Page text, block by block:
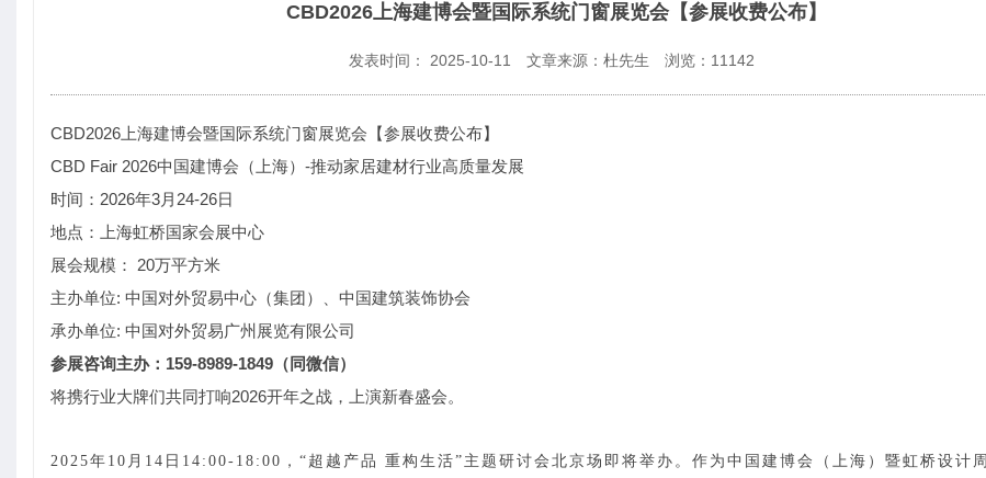
CBD2026上海建博会暨国际系统门窗展览会【参展收费公布】
发表时间： 2025-10-11 文章来源：杜先生 浏览： 11142
CBD2026上海建博会暨国际系统门窗展览会【参展收费公布】
CBD Fair 2026中国建博会（上海）-推动家居建材行业高质量发展
时间：2026年3月24-26日
地点：上海虹桥国家会展中心
展会规模： 20万平方米
主办单位: 中国对外贸易中心（集团）、中国建筑装饰协会
承办单位: 中国对外贸易广州展览有限公司
参展咨询主办：159-8989-1849（同微信）
将携行业大牌们共同打响2026开年之战，上演新春盛会。
2025年10月14日14:00-18:00，“ 超越产品 重构生活” 主题研讨会北京场即将举办 。作为 中国建博会（上海）暨虹桥设计周